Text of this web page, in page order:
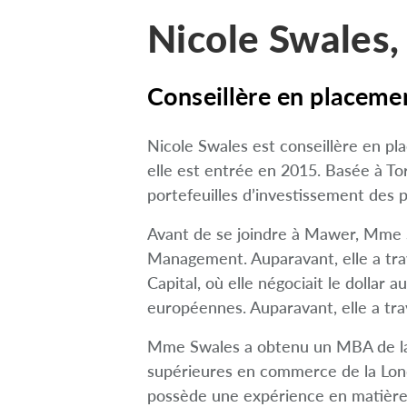
Nicole
Conseillère en
Nicole Swales est conseillère en
elle est entrée en 2015. Basée à
portefeuilles d’investissement des
Avant de se joindre à Mawer,
Management. Auparavant, elle a
Capital, où elle négociait le dollar
européennes. Auparavant, elle a
Mme Swales a obtenu un MBA de
supérieures en commerce de la
possède une expérience en